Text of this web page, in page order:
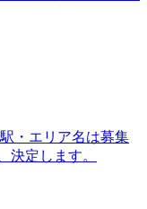
・エリア名は募集
決定します。